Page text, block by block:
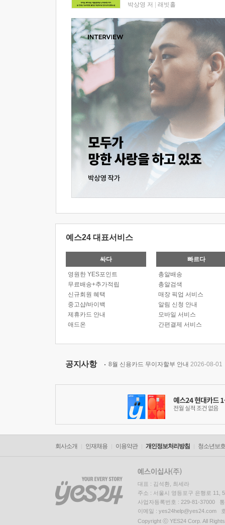
박상영 저 래빗홀
예스24 대표서비스
싸다
영원한 YES포인트
무료배송+추가적립
신규회원 혜택
중고샵/바이백
제휴카드 안내
애드온
빠르다
총알배송
총알검색
매장 픽업 서비스
알림 신청 안내
모바일 서비스
간편결제 서비스
공지사항 8월 신용카드 무이자할부 안내 2026-08-01
회사소개 인재채용 이용약관 개인정보처리방침 청소년보
대표 : 김석환, 최세라
주소 : 서울시 영등포구 은행로 11,
사업자등록번호 : 229-81-37000
이메일 : yes24help@yes24.com
Copyright ⓒ YES24 Corp. All